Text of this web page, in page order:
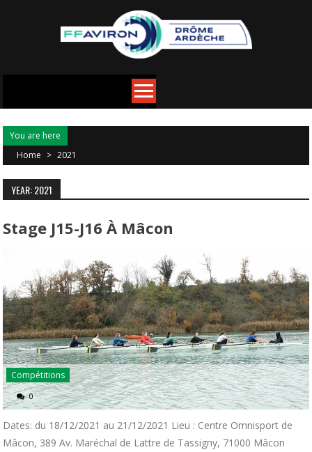
You are here
Home > 2021
YEAR: 2021
Stage J15-J16 À Mâcon
Compétitions
0
Dates: du 18/12/2021 au 21/12/2021 Lieu : Centre Omnisport de
Mâcon, 389 Av. Maréchal de Lattre de Tassigny, 71000 Mâcon